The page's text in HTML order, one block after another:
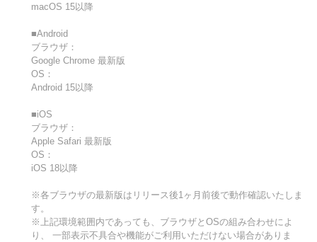
macOS 15以降
■Android
ブラウザ：
Google Chrome 最新版
OS：
Android 15以降
■iOS
ブラウザ：
Apple Safari 最新版
OS：
iOS 18以降
※各ブラウザの最新版はリリース後1ヶ月前後で動作確認いたしま
す。
※上記環境範囲内であっても、ブラウザとOSの組み合わせによ
り、 一部表示不具合や機能がご利用いただけない場合がありま